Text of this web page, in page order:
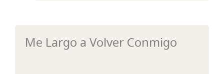
Me Largo a Volver Conmigo